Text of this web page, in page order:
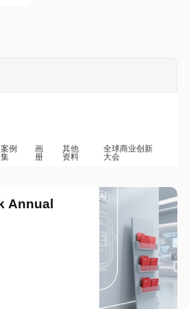
案例
集
画
册
其他
资料
全球商业创新
大会
Annual